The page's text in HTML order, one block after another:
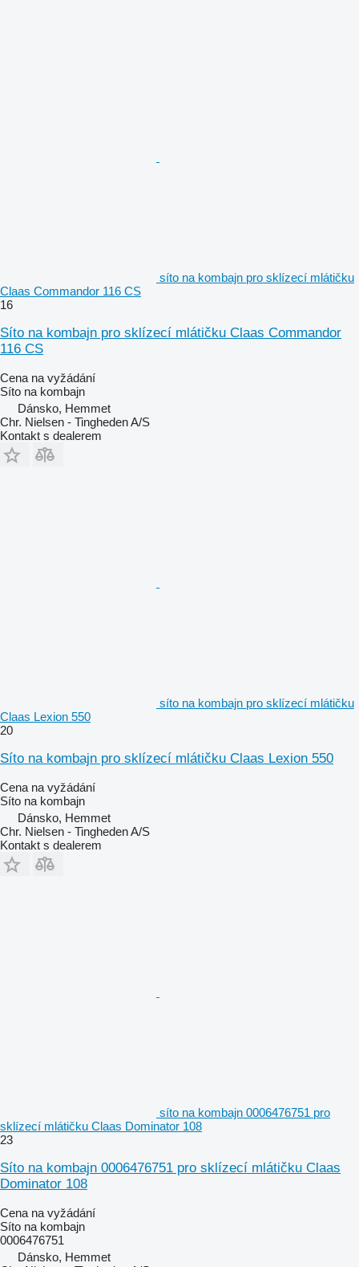
síto na kombajn pro sklízecí mlátičku
Claas Commandor 116 CS
16
Síto na kombajn pro sklízecí mlátičku Claas Commandor
116 CS
Cena na vyžádání
Síto na kombajn
Dánsko, Hemmet
Chr. Nielsen - Tingheden A/S
Kontakt s dealerem
síto na kombajn pro sklízecí mlátičku
Claas Lexion 550
20
Síto na kombajn pro sklízecí mlátičku Claas Lexion 550
Cena na vyžádání
Síto na kombajn
Dánsko, Hemmet
Chr. Nielsen - Tingheden A/S
Kontakt s dealerem
síto na kombajn 0006476751 pro
sklízecí mlátičku Claas Dominator 108
23
Síto na kombajn 0006476751 pro sklízecí mlátičku Claas
Dominator 108
Cena na vyžádání
Síto na kombajn
0006476751
Dánsko, Hemmet